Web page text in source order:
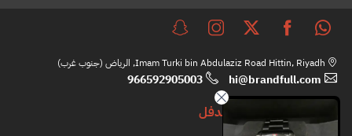
Imam Turki bin Abdulaziz Road Hittin, Riyadh, الرياض (جنوب غرب)
hi@brandfull.com
966592905003
براندفل